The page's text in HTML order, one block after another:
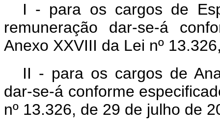
I - para os cargos de
remuneração dar-se-á
Anexo XXVIII da Lei nº
II - para os cargos de
dar-se-á conforme
nº 13.326, de 29 de julho de